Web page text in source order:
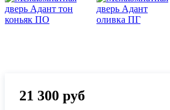
21 300 руб